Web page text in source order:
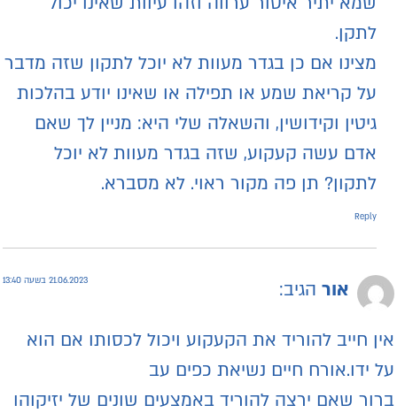
לתקן.
מצינו אם כן בגדר מעוות לא יוכל לתקון שזה מדבר
על קריאת שמע או תפילה או שאינו יודע בהלכות
גיטין וקידושין, והשאלה שלי היא: מניין לך שאם
אדם עשה קעקוע, שזה בגדר מעוות לא יוכל
לתקון? תן פה מקור ראוי. לא מסברא.
Reply
אור הגיב: 21.06.2023 בשעה 13:40
חייב להוריד את הקעקוע ויכול לכסותו אם הוא
ידו.אורח חיים נשיאת כפים עב
שאם ירצה להוריד באמצעים שונים של יזיקוהו